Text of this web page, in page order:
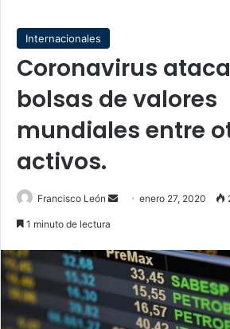
Internacionales
Coronavirus
bolsas de valores
mundiales entre
activos.
Francisco León
Sendenero 27, 2020
1 minuto de lectura